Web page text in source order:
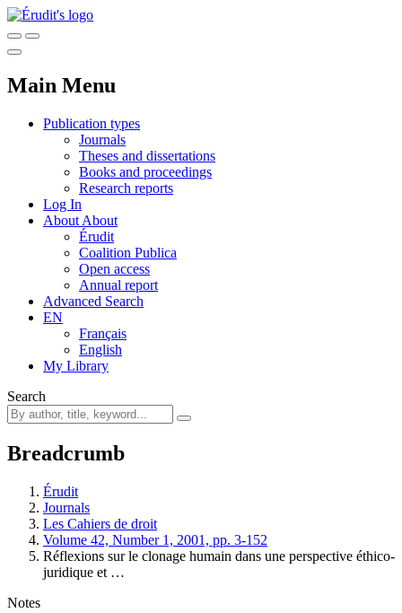
Main Menu
Publication types
Journals
Theses and dissertations
Books and proceedings
Research reports
Log In
About About
Érudit
Coalition Publica
Open access
Annual report
Advanced Search
EN
Français
English
My Library
Search
Breadcrumb
Érudit
Journals
Les Cahiers de droit
Volume 42, Number 1, 2001, pp. 3-152
Réflexions sur le clonage humain dans une perspective éthico-
juridique et …
Notes